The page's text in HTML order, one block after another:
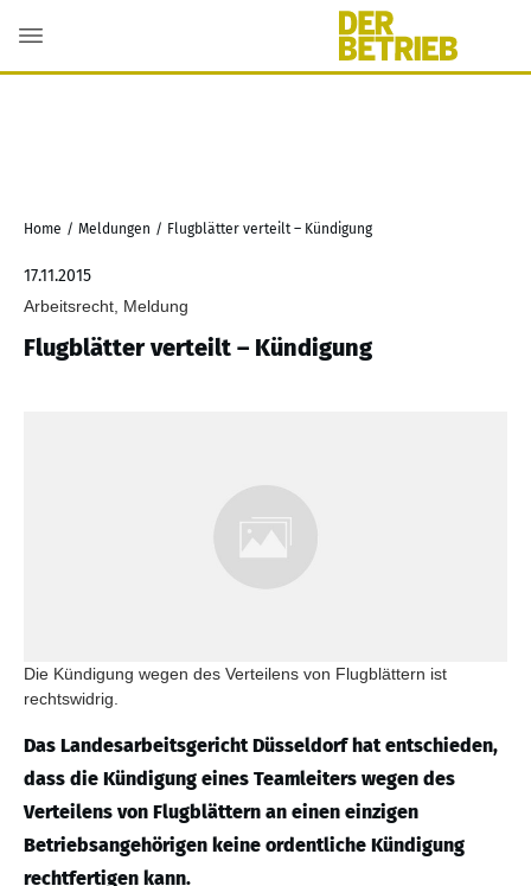
Home / Meldungen / Flugblätter verteilt – Kündigung
17.11.2015
Arbeitsrecht, Meldung
Flugblätter verteilt – Kündigung
Die Kündigung wegen des Verteilens von Flugblättern ist
rechtswidrig.
Das Landesarbeitsgericht Düsseldorf hat entschieden,
dass die Kündigung eines Teamleiters wegen des
Verteilens von Flugblättern an einen einzigen
Betriebsangehörigen keine ordentliche Kündigung
rechtfertigen kann.